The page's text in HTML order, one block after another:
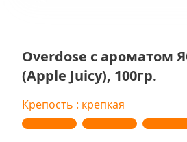
Overdose с ароматом
(Apple Juicy), 100гр.
Крепость : крепкая